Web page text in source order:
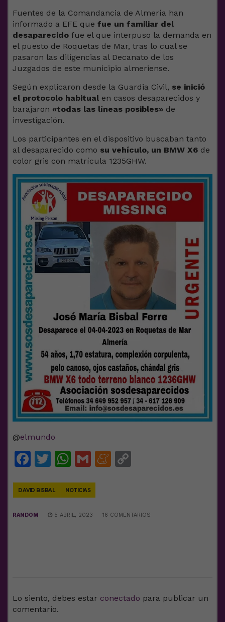
Fuentes de la Comandancia de Almería han
informado a EFE que fue un familiar del
desaparecido fue el que interpuso la demanda en
el puesto de Roquetas de Mar, tras lo cual se
pasaron las diligencias al Decanato de los
Juzgados de este municipio almeriense.
Según explicaron desde la Guardia Civil, se inició
el protocolo habitual en casos desaparecidos y
barajaron «todas las líneas posibles» de
investigación.
Los participantes en el dispositivo buscaban tanto
al desaparecido como su vehículo, un BMW X6 de
color gris con matrícula 1235GHW.
@elmundo
Facebook
Twitter
WhatsApp
GmailMeneame
DAVID BISBAL NOTICIAS
RANDOM 5 ABRIL, 2023 16 COMENTARIOS
Lo siento, debes estar conectado para publicar un
comentario.